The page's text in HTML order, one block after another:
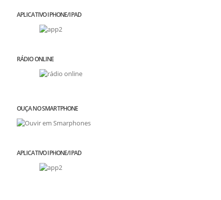
APLICATIVO IPHONE/IPAD
RÁDIO ONLINE
OUÇA NO SMARTPHONE
APLICATIVO IPHONE/IPAD